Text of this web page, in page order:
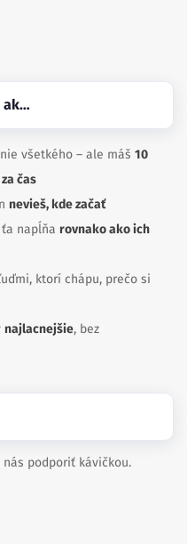
ak…
všetkého – ale máš 10
čas
nevieš, kde začať
napĺňa rovnako ako ich
ktorí chápu, prečo si
najlacnejšie, bez
podporiť kávičkou.